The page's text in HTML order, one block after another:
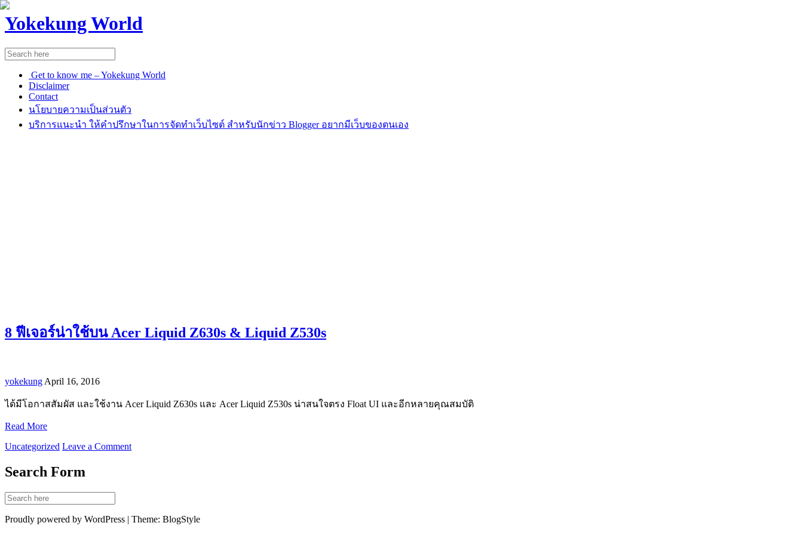
Yokekung World
Get to know me – Yokekung World
Disclaimer
Contact
นโยบายความเป็นส่วนตัว
บริการแนะนำ ให้คำปรึกษาในการจัดทำเว็บไซต์ สำหรับนักข่าว Blogger อยากมีเว็บของตนเอง
8 ฟีเจอร์น่าใช้บน Acer Liquid Z630s & Liquid Z530s
yokekung April 16, 2016
ได้มีโอกาสสัมผัส และใช้งาน Acer Liquid Z630s และ Acer Liquid Z530s น่าสนใจตรง Float UI และอีกหลายคุณสมบัติ
Read More
Uncategorized Leave a Comment
Search Form
Proudly powered by WordPress | Theme: BlogStyle